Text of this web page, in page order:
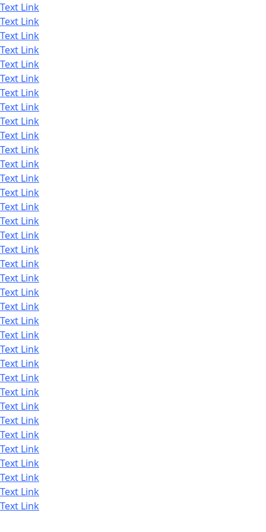
Text Link
Text Link
Text Link
Text Link
Text Link
Text Link
Text Link
Text Link
Text Link
Text Link
Text Link
Text Link
Text Link
Text Link
Text Link
Text Link
Text Link
Text Link
Text Link
Text Link
Text Link
Text Link
Text Link
Text Link
Text Link
Text Link
Text Link
Text Link
Text Link
Text Link
Text Link
Text Link
Text Link
Text Link
Text Link
Text Link